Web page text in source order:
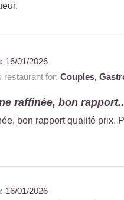
16/01/2026
for: Couples,
raffinée, bon
bon rapport qualité prix.
16/01/2026